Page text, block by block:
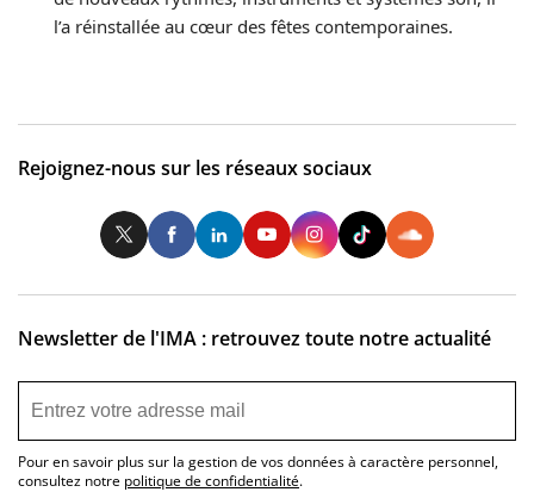
l’a réinstallée au cœur des fêtes contemporaines.
Rejoignez-nous sur les réseaux sociaux
TwitterFacebookLinkedInYoutubeInstagram
Newsletter de l'IMA : retrouvez toute notre actualité
Pour en savoir plus sur la gestion de vos données à caractère personnel,
consultez notre politique de confidentialité.